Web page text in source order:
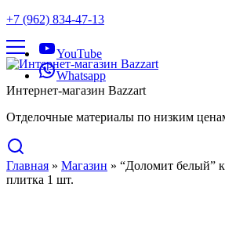
+7 (962) 834-47-13
YouTube
Whatsapp
Интернет-магазин Bazzart
Отделочные материалы по низким
Главная » Магазин » “Доломит белый”
плитка 1 шт.